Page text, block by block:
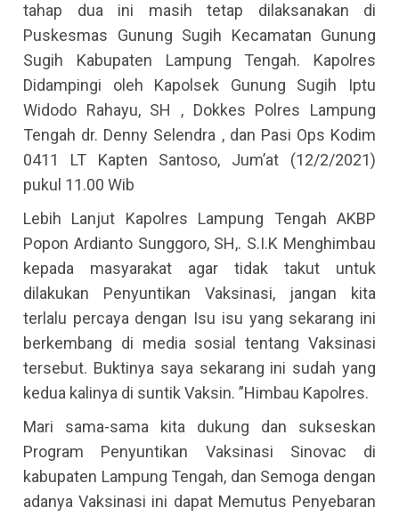
tahap dua ini masih tetap dilaksanakan di
Puskesmas Gunung Sugih Kecamatan Gunung
Sugih Kabupaten Lampung Tengah. Kapolres
Didampingi oleh Kapolsek Gunung Sugih Iptu
Widodo Rahayu, SH , Dokkes Polres Lampung
Tengah dr. Denny Selendra , dan Pasi Ops Kodim
0411 LT Kapten Santoso, Jum’at (12/2/2021)
pukul 11.00 Wib
Lebih Lanjut Kapolres Lampung Tengah AKBP
Popon Ardianto Sunggoro, SH,. S.I.K Menghimbau
kepada masyarakat agar tidak takut untuk
dilakukan Penyuntikan Vaksinasi, jangan kita
terlalu percaya dengan Isu isu yang sekarang ini
berkembang di media sosial tentang Vaksinasi
tersebut. Buktinya saya sekarang ini sudah yang
kedua kalinya di suntik Vaksin. ”Himbau Kapolres.
Mari sama-sama kita dukung dan sukseskan
Program Penyuntikan Vaksinasi Sinovac di
kabupaten Lampung Tengah, dan Semoga dengan
adanya Vaksinasi ini dapat Memutus Penyebaran